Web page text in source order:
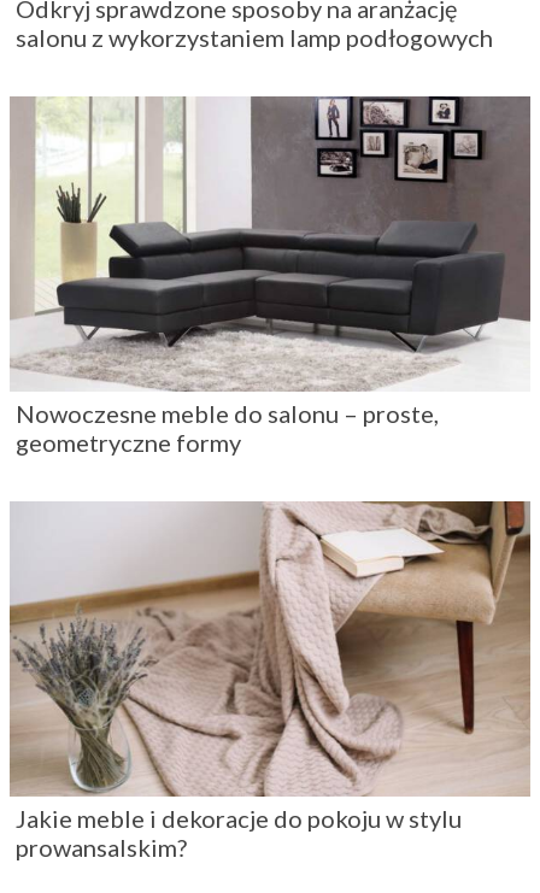
Odkryj sprawdzone sposoby na aranżację
salonu z wykorzystaniem lamp podłogowych
Nowoczesne meble do salonu – proste,
geometryczne formy
Jakie meble i dekoracje do pokoju w stylu
prowansalskim?